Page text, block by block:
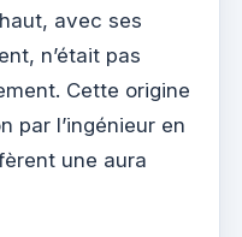
avec ses
n’était pas
Cette origine
par l’ingénieur en
une aura